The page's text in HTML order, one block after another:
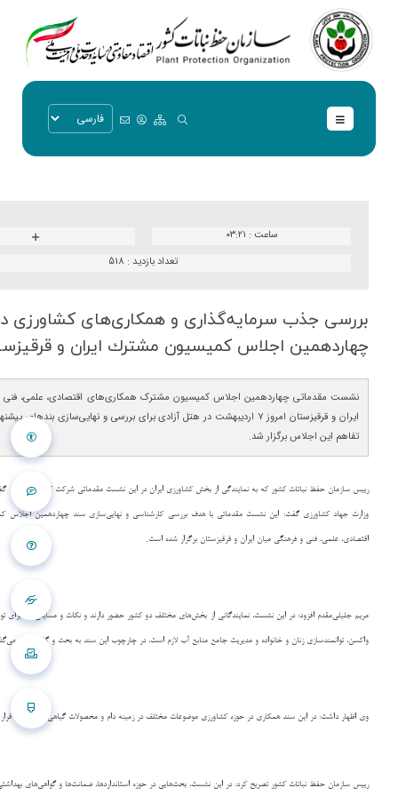
ساعت : ۰۳:۲۱
تعداد بازدید : 518
بررسی جذب سرمایه‌گذاری و همكاری‌‌های كشاورزی
چهاردهمین اجلاس كمیسیون مشترك ایران و
نشست مقدماتی چهاردهمین اجلاس کمیسیون مشترک همکاری‌های اقتصادی، علمی، فنی
ایران و قرقیزستان امروز ۷ اردیبهشت در هتل آزادی برای بررسی و نهایی‌سازی
تفاهم این اجلاس برگزار شد.
رییس سازمان حفظ نباتات کشور که به نمایندگی از بخش کشاورزی ایران در این نشست مقدماتی شرکت کرده است، در گفت
وزارت جهاد کشاورزی گفت: این نشست مقدماتی با هدف بررسی‌ کارشناسی و نهایی‌سازی سند چهاردهمین اجلاس
اقتصادی، علمی، فنی و فرهنگی میان ایران و قرقیزستان برگزار شده است.
مریم جلیلی‌مقدم افزود: در این نشست، نمایندگانی از بخش‌های مختلف دو کشور حضور دارند و نکات و مسایلی که برای
واکسن، توانمندسازی زنان و خانواده و مدیریت جامع منابع آب لازم است، در چارچوب این سند به بحث و گفت و گو
وی اظهار داشت: در این سند همکاری در حوزه کشاورزی موضوعات مختلف در زمینه دام و محصولات گیاهی مورد بحث
رییس سازمان حفظ نباتات کشور تصریح کرد: در این نشست، بحث‌هایی در حوزه استانداردها، ضمانت‌ها و گواهی‌های